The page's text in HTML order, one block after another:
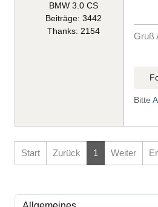
BMW 3.0 CS
Beiträge: 3442
Thanks: 2154
Gruß
Bitte
Start Zurück 1 Weiter